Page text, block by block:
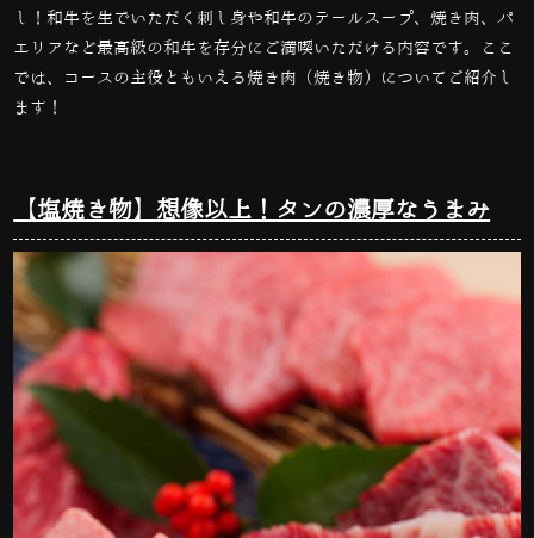
し！和牛を生でいただく刺し身や和牛のテールスープ、焼き肉、パ
エリアなど最高級の和牛を存分にご満喫いただける内容です。ここ
では、コースの主役ともいえる焼き肉（焼き物）についてご紹介し
ます！
【塩焼き物】想像以上！タンの濃厚なうまみ